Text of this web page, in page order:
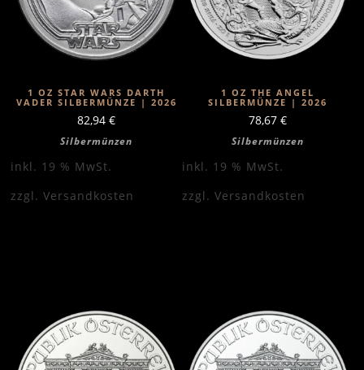
1 OZ STAR WARS DARTH
VADER SILBERMÜNZE | 2026
82,94 €
Silbermünzen
inkl. 19 % MwSt.
zzgl. Versandkosten
1 OZ THE ANGEL
SILBERMÜNZE | 2026
78,67 €
Silbermünzen
inkl. 19 % MwSt.
zzgl. Versandkosten